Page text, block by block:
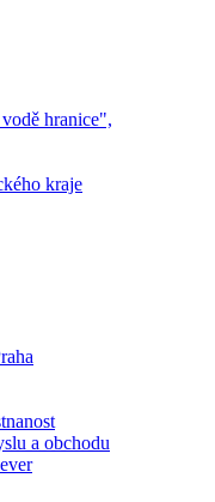
hranice",
kraje
a obchodu